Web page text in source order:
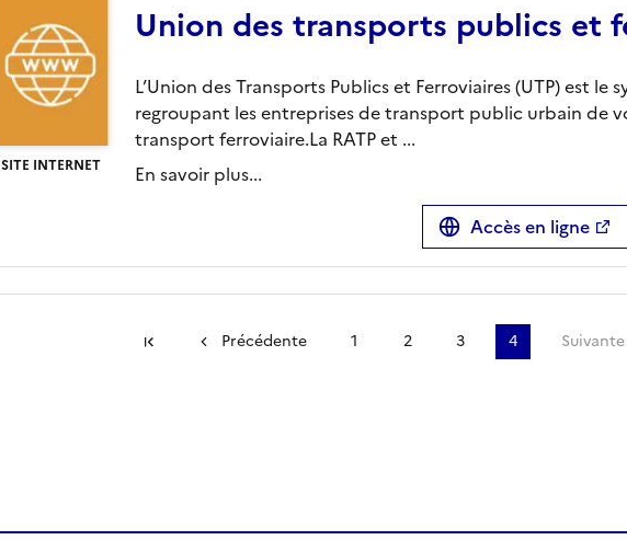
SITE INTERNET
Union des transports publics et
L’Union des Transports Publics et Ferroviaires (UTP) est le
regroupant les entreprises de transport public urbain de
transport ferroviaire.La RATP et ...
En savoir plus...
Accès en ligne
Précédente 1 2 3 4 Suivante